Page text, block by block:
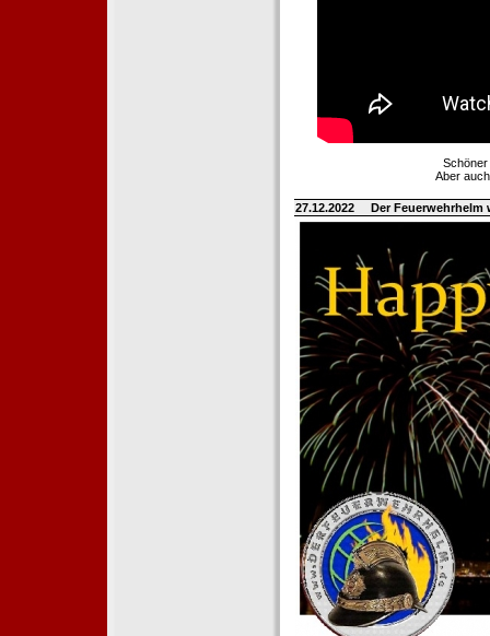
Schöner
Aber
27.12.2022 Der